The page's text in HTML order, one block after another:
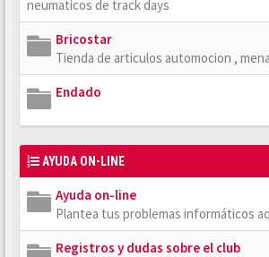
neumaticos de track days
Bricostar
Tienda de articulos automocion ,
Endado
AYUDA ON-LINE
Ayuda on-line
Plantea tus problemas informáticos
Registros y dudas sobre el club